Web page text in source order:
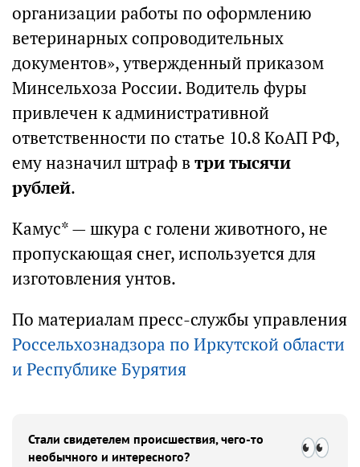
организации работы по оформлению
ветеринарных сопроводительных
документов», утвержденный приказом
Минсельхоза России. Водитель фуры
привлечен к административной
ответственности по статье 10.8 КоАП РФ,
ему назначил штраф в три тысячи
рублей.
Камус* — шкура с голени животного, не
пропускающая снег, используется для
изготовления унтов.
По материалам пресс-службы управления
Россельхознадзора по Иркутской области
и Республике Бурятия
Стали свидетелем происшествия, чего-то
необычного и интересного?